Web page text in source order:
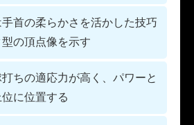
首の柔らかさを活かした技巧
の頂点像を示す
ちの適応力が高く、パワーと
に位置する